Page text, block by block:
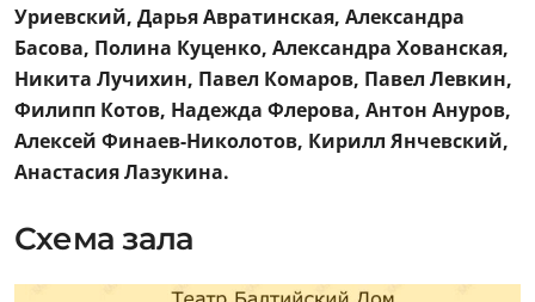
Уриевский, Дарья Авратинская, Александра
Басова, Полина Куценко, Александра Хованская,
Никита Лучихин, Павел Комаров, Павел Левкин,
Филипп Котов, Надежда Флерова, Антон Ануров,
Алексей Финаев-Николотов, Кирилл Янчевский,
Анастасия Лазукина.
Схема зала